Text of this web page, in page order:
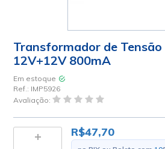
Transformador de
12V+12V 800mA
Em estoque
Ref.: IMP5926
Avaliação:
R$47,70